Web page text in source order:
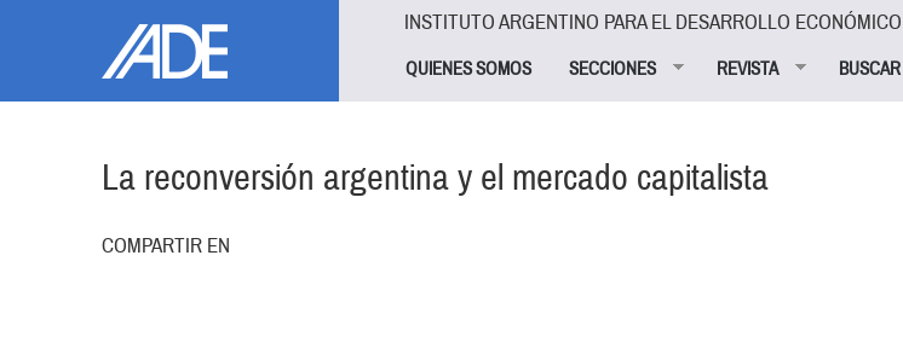
INSTITUTO ARGENTINO PARA EL DESARROLLO ECONÓMICO
QUIENES SOMOS SECCIONES REVISTA BUSCAR
La reconversión argentina y el mercado capitalista
COMPARTIR EN